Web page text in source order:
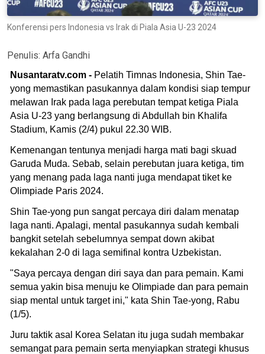
Konferensi pers Indonesia vs Irak di Piala Asia U-23 2024
Penulis: Arfa Gandhi
Nusantaratv.com - Pelatih Timnas Indonesia, Shin Tae-
yong memastikan pasukannya dalam kondisi siap tempur
melawan Irak pada laga perebutan tempat ketiga Piala
Asia U-23 yang berlangsung di Abdullah bin Khalifa
Stadium, Kamis (2/4) pukul 22.30 WIB.
Kemenangan tentunya menjadi harga mati bagi skuad
Garuda Muda. Sebab, selain perebutan juara ketiga, tim
yang menang pada laga nanti juga mendapat tiket ke
Olimpiade Paris 2024.
Shin Tae-yong pun sangat percaya diri dalam menatap
laga nanti. Apalagi, mental pasukannya sudah kembali
bangkit setelah sebelumnya sempat down akibat
kekalahan 2-0 di laga semifinal kontra Uzbekistan.
"Saya percaya dengan diri saya dan para pemain. Kami
semua yakin bisa menuju ke Olimpiade dan para pemain
siap mental untuk target ini," kata Shin Tae-yong, Rabu
(1/5).
Juru taktik asal Korea Selatan itu juga sudah membakar
semangat para pemain serta menyiapkan strategi khusus